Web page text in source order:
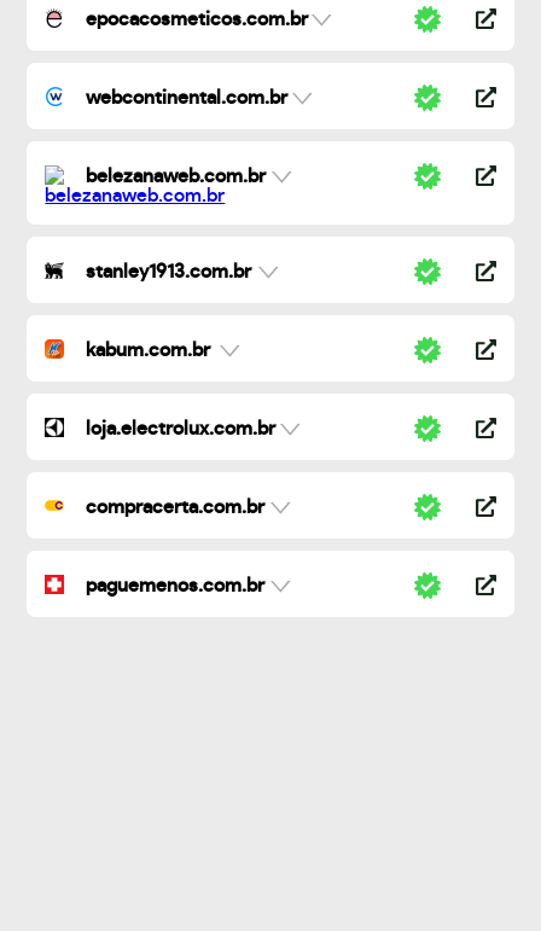
epocacosmeticos.com.br
webcontinental.com.br
belezanaweb.com.br
stanley1913.com.br
kabum.com.br
loja.electrolux.com.br
compracerta.com.br
paguemenos.com.br